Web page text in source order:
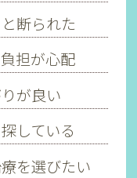
断られた
担が心配
が良い
している
を選びたい